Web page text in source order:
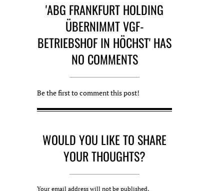
'ABG FRANKFURT HOLDING
ÜBERNIMMT VGF-
BETRIEBSHOF IN HÖCHST' HAS
NO COMMENTS
Be the first to comment this post!
WOULD YOU LIKE TO SHARE
YOUR THOUGHTS?
Your email address will not be published.